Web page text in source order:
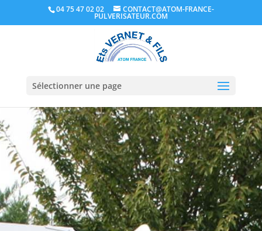
04 75 47 02 02 CONTACT@ATOM-FRANCE-
PULVERISATEUR.COM
Sélectionner une page